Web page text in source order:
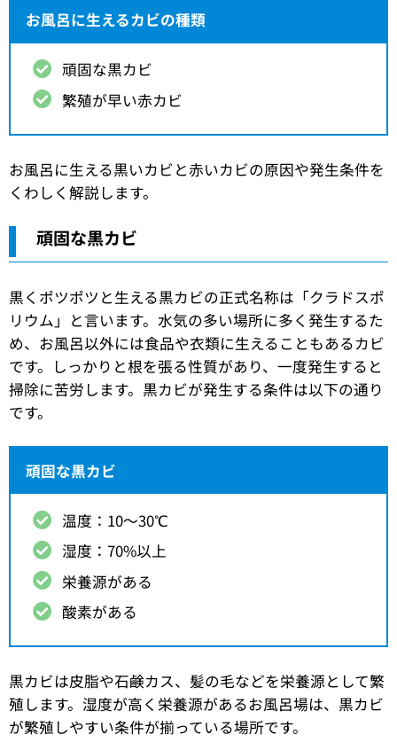
お風呂に生えるカビの種類
頑固な黒カビ
繁殖が早い赤カビ
お風呂に生える黒いカビと赤いカビの原因や発生条件を
くわしく解説します。
頑固な黒カビ
黒くポツポツと生える黒カビの正式名称は「クラドスポ
リウム」と言います。水気の多い場所に多く発生するた
め、お風呂以外には食品や衣類に生えることもあるカビ
です。しっかりと根を張る性質があり、一度発生すると
掃除に苦労します。黒カビが発生する条件は以下の通り
です。
頑固な黒カビ
温度：10〜30℃
湿度：70%以上
栄養源がある
酸素がある
黒カビは皮脂や石鹸カス、髪の毛などを栄養源として繁
殖します。湿度が高く栄養源があるお風呂場は、黒カビ
が繁殖しやすい条件が揃っている場所です。